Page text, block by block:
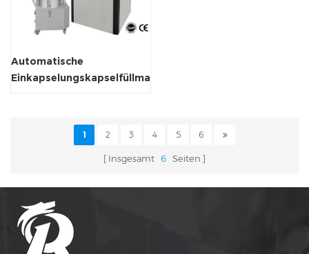
Automatische
Einkapselungskapselfüllmaschine
1 2 3 4 5 6
Insgesamt 6 Seiten